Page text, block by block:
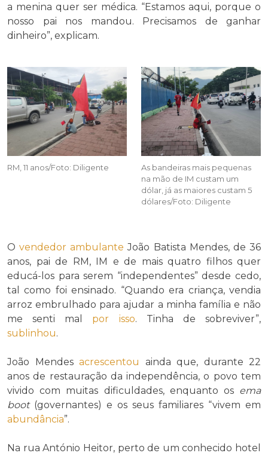
a menina quer ser médica. “Estamos aqui, porque o
nosso pai nos mandou. Precisamos de ganhar
dinheiro”, explicam.
RM, 11 anos/Foto: Diligente
As bandeiras mais pequenas
na mão de IM custam um
dólar, já as maiores custam 5
dólares/Foto: Diligente
Ovendedor ambulante João Batista Mendes, de 36
anos, pai de RM, IM e de mais quatro filhos quer
educá-los para serem “independentes” desde cedo,
tal como foi ensinado. “Quando era criança, vendia
arroz embrulhado para ajudar a minha família e não
me senti mal por isso. Tinha de sobreviver”,
sublinhou.
João Mendes acrescentou
ainda que, durante 22
anos de restauração da independência, o povo tem
vivido com muitas dificuldades, enquanto os ema
boot(governantes) e os seus familiares “vivem em
abundância”.
Na rua António Heitor, perto de um conhecido hotel